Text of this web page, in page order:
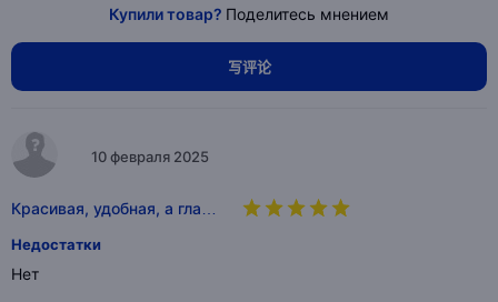
Купили товар? Поделитесь мнением
写评论
10 февраля 2025
Красивая, удобная, а гла…
Недостатки
Нет